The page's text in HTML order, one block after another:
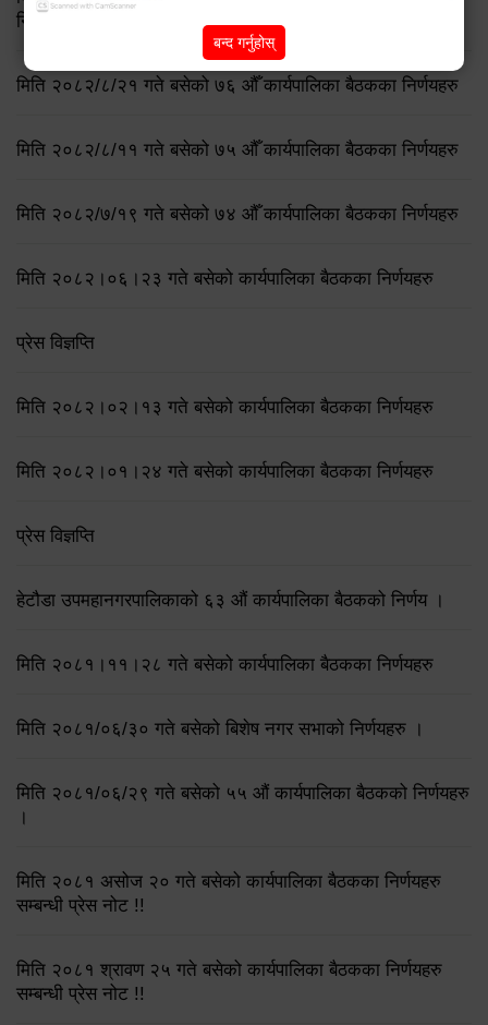
निर्णय
मिति २०८२/८/२१ गते बसेको ७६ औँ कार्यपालिका बैठकका निर्णयहरु
मिति २०८२/८/११ गते बसेको ७५ औँ कार्यपालिका बैठकका निर्णयहरु
मिति २०८२/७/१९ गते बसेको ७४ औँ कार्यपालिका बैठकका निर्णयहरु
मिति २०८२।०६।२३ गते बसेको कार्यपालिका बैठकका निर्णयहरु
प्रेस विज्ञप्ति
मिति २०८२।०२।१३ गते बसेको कार्यपालिका बैठकका निर्णयहरु
मिति २०८२।०१।२४ गते बसेको कार्यपालिका बैठकका निर्णयहरु
प्रेस विज्ञप्ति
हेटौडा उपमहानगरपालिकाको ६३ औं कार्यपालिका बैठकको निर्णय ।
मिति २०८१।११।२८ गते बसेको कार्यपालिका बैठकका निर्णयहरु
मिति २०८१/०६/३० गते बसेको बिशेष नगर सभाको निर्णयहरु ।
मिति २०८१/०६/२९ गते बसेको ५५ औं कार्यपालिका बैठकको निर्णयहरु
।
मिति २०८१ असोज २० गते बसेको कार्यपालिका बैठकका निर्णयहरु
सम्बन्धी प्रेस नोट !!
मिति २०८१ श्रावण २५ गते बसेको कार्यपालिका बैठकका निर्णयहरु
सम्बन्धी प्रेस नोट !!
बन्द गर्नुहोस्